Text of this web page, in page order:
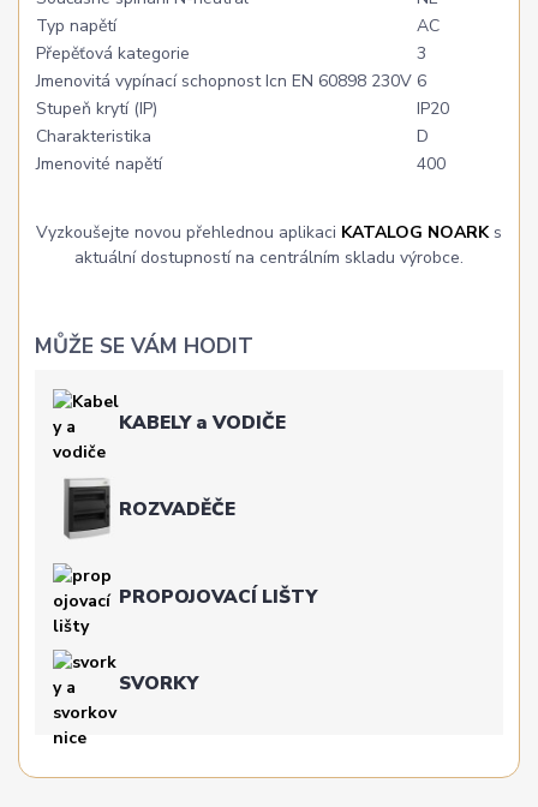
Typ napětí
AC
Přepěťová kategorie
3
Jmenovitá vypínací schopnost Icn EN 60898 230V 6
Stupeň krytí (IP)
IP20
Charakteristika
D
Jmenovité napětí
400
Vyzkoušejte novou přehlednou aplikaci KATALOG NOARKs
aktuální dostupností na centrálním skladu výrobce.
MŮŽE SE VÁM HODIT
KABELY a VODIČE
ROZVADĚČE
PROPOJOVACÍ LIŠTY
SVORKY